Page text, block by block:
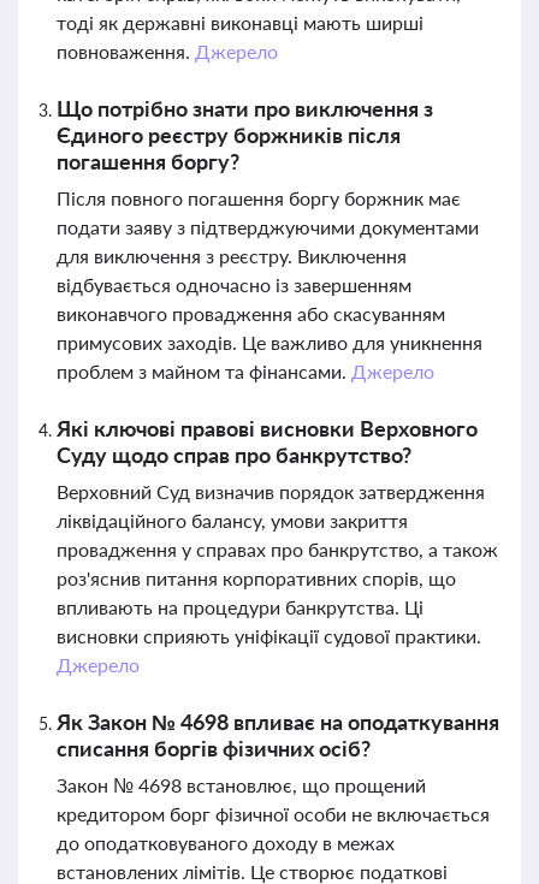
тоді як державні виконавці мають ширші
повноваження. Джерело
Що потрібно знати про виключення з
Єдиного реєстру боржників після
погашення боргу?
Після повного погашення боргу боржник має
подати заяву з підтверджуючими документами
для виключення з реєстру. Виключення
відбувається одночасно із завершенням
виконавчого провадження або скасуванням
примусових заходів. Це важливо для уникнення
проблем з майном та фінансами. Джерело
Які ключові правові висновки Верховного
Суду щодо справ про банкрутство?
Верховний Суд визначив порядок затвердження
ліквідаційного балансу, умови закриття
провадження у справах про банкрутство, а також
роз'яснив питання корпоративних спорів, що
впливають на процедури банкрутства. Ці
висновки сприяють уніфікації судової практики.
Джерело
Як Закон № 4698 впливає на оподаткування
списання боргів фізичних осіб?
Закон № 4698 встановлює, що прощений
кредитором борг фізичної особи не включається
до оподатковуваного доходу в межах
встановлених лімітів. Це створює податкові